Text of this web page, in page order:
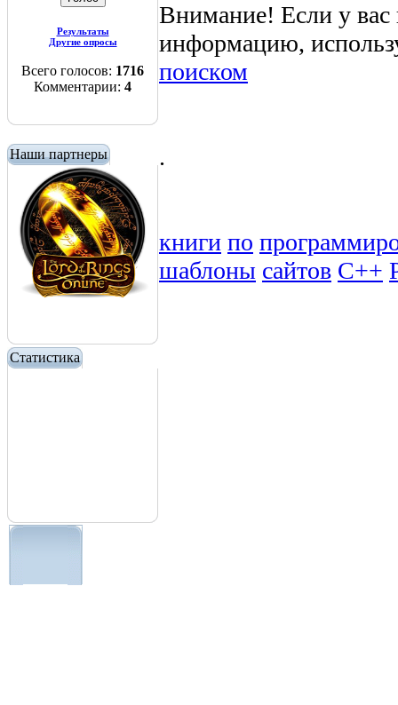
Результаты
Другие опросы
Всего голосов: 1716
Комментарии: 4
Наши партнеры
Статистика
Внимание! Если у
информацию,
поиском
.
книги по
шаблоны сайтов C++